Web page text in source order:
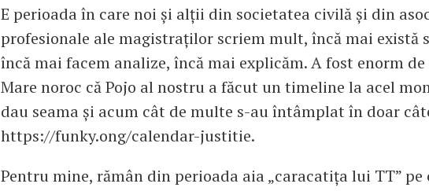
E perioada în care noi și alții din societatea civilă și din
profesionale ale magistraților scriem mult, încă mai există
încă mai facem analize, încă mai explicăm. A fost enorm
Mare noroc că Pojo al nostru a făcut un timeline la acel
dau seama și acum cât de multe s-au întâmplat în doar
https://funky.ong/calendar-justitie.
Pentru mine, rămân din perioada aia „caracatița lui TT” pe